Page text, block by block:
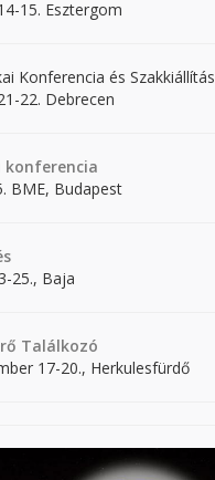
15. Esztergom
Konferencia és Szakkiállítás
22. Debrecen
konferencia
BME, Budapest
25., Baja
Találkozó
17-20., Herkulesfürdő